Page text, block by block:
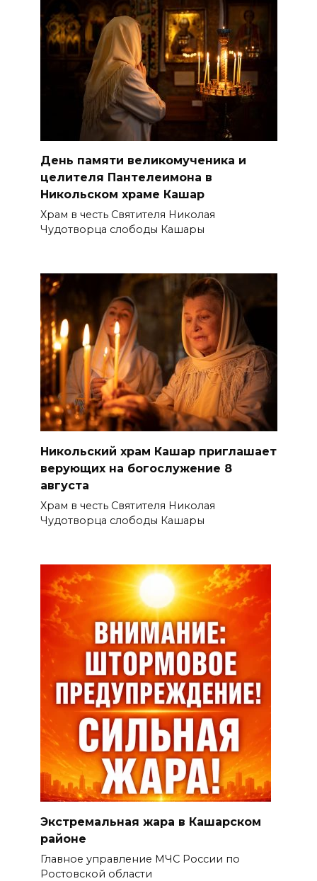
День памяти великомученика и
целителя Пантелеимона в
Никольском храме Кашар
Храм в честь Святителя Николая
Чудотворца слободы Кашары
Никольский храм Кашар приглашает
верующих на богослужение 8
августа
Храм в честь Святителя Николая
Чудотворца слободы Кашары
Экстремальная жара в Кашарском
районе
Главное управление МЧС России по
Ростовской области